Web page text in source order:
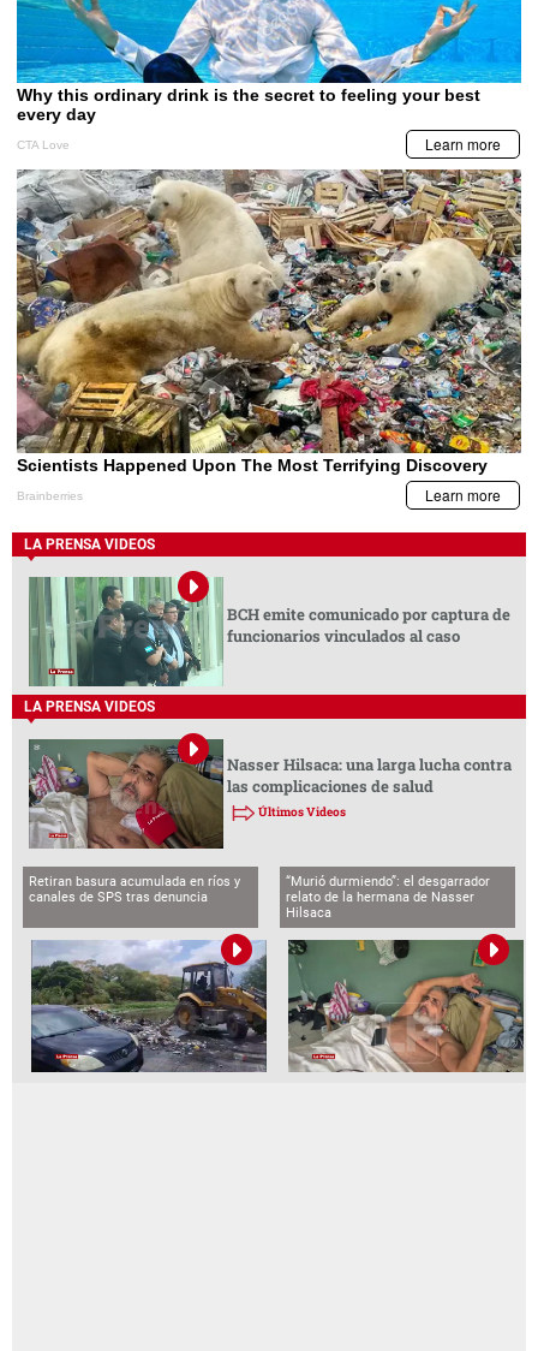
LA PRENSA VIDEOS
BCH emite comunicado por captura de
funcionarios vinculados al caso
LA PRENSA VIDEOS
Nasser Hilsaca: una larga lucha contra
las complicaciones de salud
Últimos Videos
Retiran basura acumulada en ríos y
canales de SPS tras denuncia
“Murió durmiendo”: el desgarrador
relato de la hermana de Nasser
Hilsaca